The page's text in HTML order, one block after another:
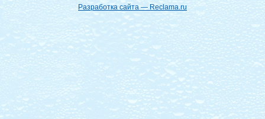
Разработка сайта — Reclama.ru